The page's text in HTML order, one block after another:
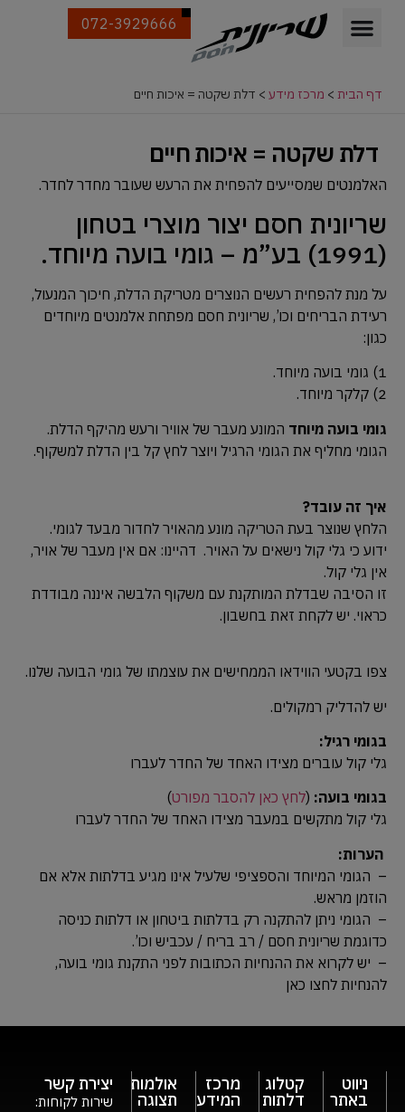
072-3929666
דף הבית > מרכז מידע > דלת שקטה = איכות חיים
דלת שקטה = איכות חיים
האלמנטים שמסייעים להפחית את הרעש שעובר מחדר לחדר.
שריונית חסם יצור מוצרי בטחון
(1991) בע”מ – גומי בועה מיוחד.
על מנת להפחית רעשים הנוצרים מטריקת הדלת, חיכוך המנעול,
רעידת הבריחים וכו’, שריונית חסם מפתחת אלמנטים מיוחדים
כגון:
1) גומי בועה מיוחד.
2) קלקר מיוחד.
גומי בועה מיוחד המונע מעבר של אוויר ורעש מהיקף הדלת.
הגומי מחליף את הגומי הרגיל ויוצר לחץ קל בין הדלת למשקוף.
איך זה עובד?
הלחץ שנוצר בעת הטריקה מונע מהאויר לחדור מבעד לגומי.
ידוע כי גלי קול נישאים על האויר. דהיינו: אם אין מעבר של אויר,
אין גלי קול.
זו הסיבה שבדלת המותקנת עם משקוף הלבשה איננה מבודדת
כראוי. יש לקחת זאת בחשבון.
צפו בקטעי הווידאו הממחישים את עוצמתו של גומי הבועה שלנו.
יש להדליק רמקולים.
בגומי רגיל:
גלי קול עוברים מצידו האחד של החדר לעברו
בגומי בועה: (לחץ כאן להסבר מפורט)
גלי קול מתקשים במעבר מצידו האחד של החדר לעברו
הערות:
– הגומי המיוחד והספציפי שלעיל אינו מגיע בדלתות אלא אם
הוזמן מראש.
– הגומי ניתן להתקנה רק בדלתות ביטחון או דלתות כניסה
כדוגמת שריונית חסם / רב בריח / עכביש וכו’.
– יש לקרוא את ההנחיות הכתובות לפני התקנת גומי בועה,
להנחיות לחצו כאן
ניווט
באתר
קטלוג
דלתות
מרכז
המידע
אולמות
תצוגה
יצירת קשר
שירות לקוחות: